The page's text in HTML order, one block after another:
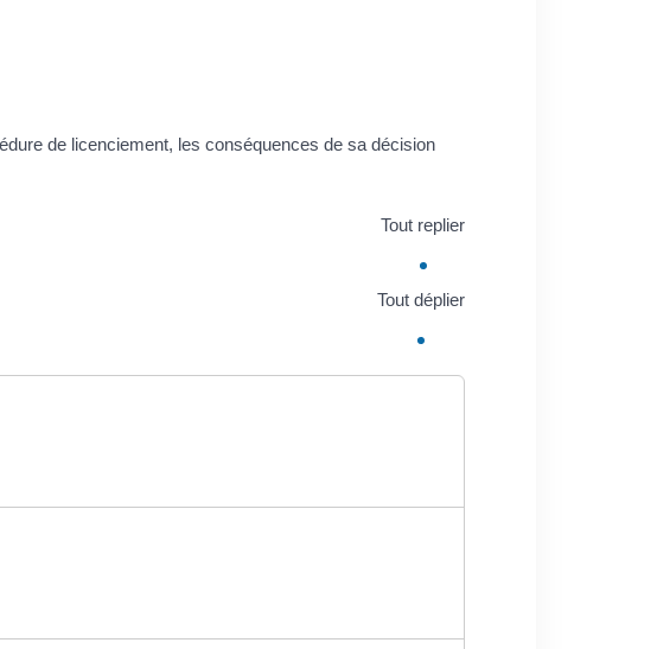
de licenciement, les conséquences de sa décision
Tout replier
Tout déplier